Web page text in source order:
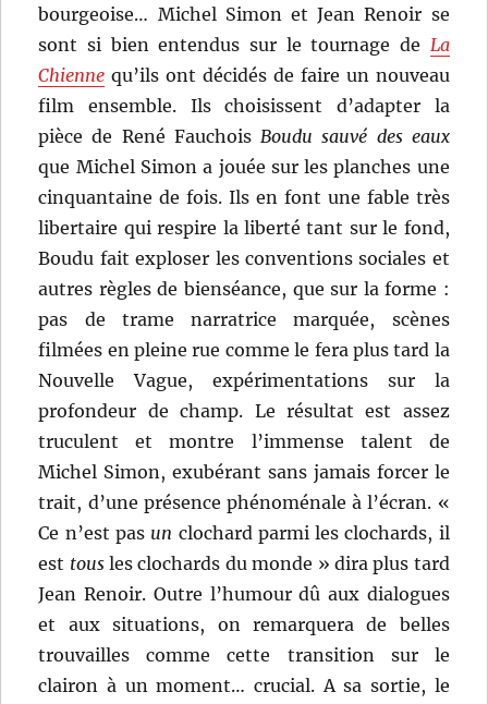
bourgeoise… Michel Simon et Jean Renoir se
sont si bien entendus sur le tournage de La
Chienne qu’ils ont décidés de faire un nouveau
film ensemble. Ils choisissent d’adapter la
pièce de René FauchoisBoudu sauvé des eaux
que Michel Simon a jouée sur les planches une
cinquantaine de fois. Ils en font une fable très
libertaire qui respire la liberté tant sur le fond,
Boudu fait exploser les conventions sociales et
autres règles de bienséance, que sur la forme :
pas de trame narratrice marquée, scènes
filmées en pleine rue comme le fera plus tard la
Nouvelle Vague, expérimentations sur la
profondeur de champ. Le résultat est assez
truculent et montre l’immense talent de
Michel Simon, exubérant sans jamais forcer le
trait, d’une présence phénoménale à l’écran. «
Ce n’est pas un clochard parmi les clochards, il
est tousles clochards du monde » dira plus tard
Jean Renoir. Outre l’humour dû aux dialogues
et aux situations, on remarquera de belles
trouvailles comme cette transition sur le
clairon à un moment… crucial. A sa sortie, le